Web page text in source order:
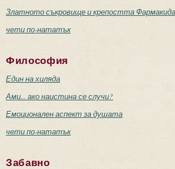
Златното съкровище и крепостта
чети по-нататък
Философия
Един на хиляда
Ами... ако наистина се случи?
Емоционален аспект за душата
чети по-нататък
Забавно